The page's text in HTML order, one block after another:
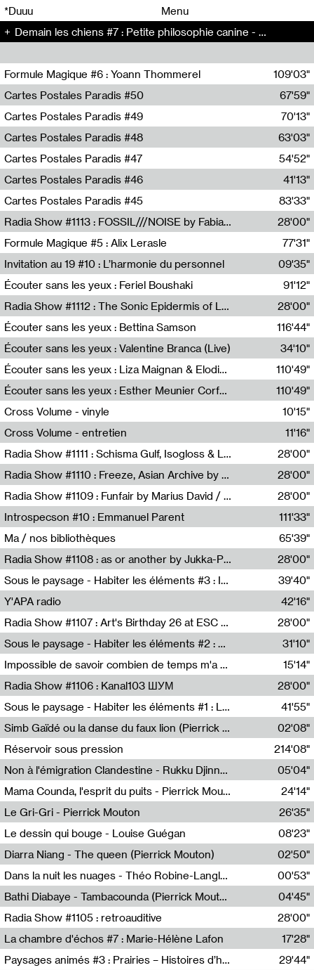
*Duuu
Menu
Demain les chiens #7 : Petite philosophie canine - Demain les chiens (7)
Formule Magique #6 : Yoann Thommerel
Nathalie Lacroix,Yoann Thommerel
109'03"
Cartes Postales Paradis #50
Zoé Leroux
67'59"
Cartes Postales Paradis #49
Aurore Portales
70'13"
Cartes Postales Paradis #48
Mathias Dupaquier
63'03"
Cartes Postales Paradis #47
Raymond Engramer
54'52"
Cartes Postales Paradis #46
Sarah Banville
41'13"
Cartes Postales Paradis #45
Mateo Cuin
83'33"
Radia Show #1113 : FOSSIL///NOISE by Fabiana Gibim / Wave Farm
Wave Farm
28'00"
Formule Magique #5 : Alix Lerasle
Nathalie Lacroix
77'31"
Invitation au 19 #10 : L’harmonie du personnel
19, CRAC
09'35"
Écouter sans les yeux : Feriel Boushaki
Feriel Boushaki
91'12"
Radia Show #1112 : The Sonic Epidermis of Lake Léman by Paul Courlet / Guest Slot
28'00"
Écouter sans les yeux : Bettina Samson
Bettina Samson
116'44"
Écouter sans les yeux : Valentine Branca (Live)
Valentine Branca
34'10"
Écouter sans les yeux : Liza Maignan & Elodie Lecat
Liza Maignan,Elodie Lecat
110'49"
Écouter sans les yeux : Esther Meunier Corfdyr
Esther Meunier Corfdyr
110'49"
Cross Volume - vinyle
10'15"
Cross Volume - entretien
11'16"
Radia Show #1111 : Schisma Gulf, Isogloss & Lament For The Old Clock By Harvey Young / Resonance
Resonance
28'00"
Radia Show #1110 : Freeze, Asian Archive by Avita Maheen / Radio Worm
Radio WORM
28'00"
Radia Show #1109 : Funfair by Marius David / JET FM
Jet FM
28'00"
Introspecson #10 : Emmanuel Parent
Pierre Henry,Emmanuel Parent
111'33"
Ma / nos bibliothèques
Sarah Tritz,Elene Lapiashivili,Justin Marconnet,Mateo Cuche,Esther Lechevalier,Suzie Lecroart,Romance Castelet
65'39"
Radia Show #1108 : as or another by Jukka-Pekka Kervinen / Rádio Zero
Radio Zero
28'00"
Sous le paysage - Habiter les éléments #3 : Interprétations, rituels et symboliques des éléments
Nastassja Martin
39'40"
Y'APA radio
Pierrick Mouton
42'16"
Radia Show #1107 : Art's Birthday 26 at ESC - Medien Kunst Labor
Radio Helsinki
28'00"
Sous le paysage - Habiter les éléments #2 : Vers le tournant élémentaire
Nastassja Martin
31'10"
Impossible de savoir combien de temps m'a échappé
Mélanie Blaison,Mateo Cuin
15'14"
Radia Show #1106 : Kanal103 ШУМ
Kanal103
28'00"
Sous le paysage - Habiter les éléments #1 : Les éléments et les débordements du vivant
Nastassja Martin
41'55"
Simb Gaïdé ou la danse du faux lion (Pierrick Mouton)
Pierrick Mouton,Simb Gaïdé
02'08"
Réservoir sous pression
214'08"
Non à l'émigration Clandestine - Rukku Djinne Squad (Eden Tinto Collins)
Eden Tinto Collins,Rukku Djinne
05'04"
Mama Counda, l'esprit du puits - Pierrick Mouton
Pierrick Mouton
24'14"
Le Gri-Gri - Pierrick Mouton
Pierrick Mouton
26'35"
Le dessin qui bouge - Louise Guégan
Louise Guégan
08'23"
Diarra Niang - The queen (Pierrick Mouton)
Pierrick Mouton,Diarra Niang
02'50"
Dans la nuit les nuages - Théo Robine-Langlois
Théo Robine-Langlois,LD Beat
00'53"
Bathi Diabaye - Tambacounda (Pierrick Mouton)
Pierrick Mouton,Bathi Diabaye
04'45"
Radia Show #1105 : retroauditive
Soundart Radio
28'00"
La chambre d'échos #7 : Marie-Hélène Lafon
Revue Les Chambres,Marie-Hélène Lafon
17'28"
Paysages animés #3 : Prairies – Histoires d’herbes et d’humains
29'44"
00 00
00 00